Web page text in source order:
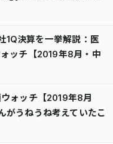
決算を一挙解説：医
ッチ【2019年8月・中
ォッチ【2019年8月
がうねうね考えていたこ